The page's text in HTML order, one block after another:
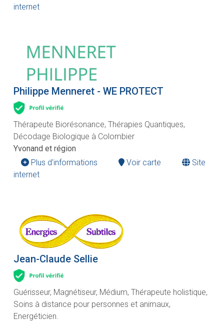
internet
Philippe Menneret - WE PROTECT
Thérapeute Biorésonance, Thérapies Quantiques,
Décodage Biologique à Colombier
Yvonand et région
Plus d'informations
Voir carte
Site
internet
Jean-Claude Sellie
Guérisseur, Magnétiseur, Médium, Thérapeute holistique,
Soins à distance pour personnes et animaux,
Energéticien.